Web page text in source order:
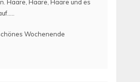
Haare, Haare, Haare und es
Wochenende